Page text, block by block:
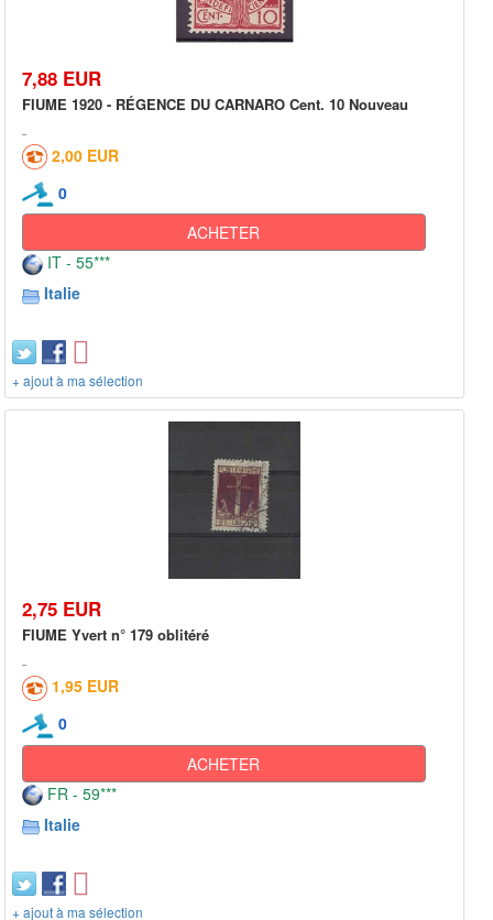
7,88 EUR
FIUME 1920 - RÉGENCE DU CARNARO Cent. 10 Nouveau
2,00 EUR
0
ACHETER
IT - 55***
Italie
+ ajout à ma sélection
2,75 EUR
FIUME Yvert n° 179 oblitéré
1,95 EUR
0
ACHETER
FR - 59***
Italie
+ ajout à ma sélection